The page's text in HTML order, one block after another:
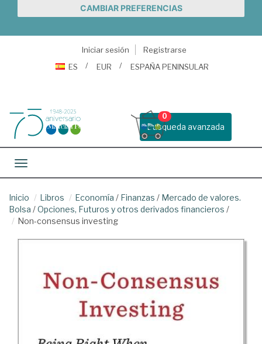
CAMBIAR PREFERENCIAS
Iniciar sesión
Registrarse
ES
EUR ESPAÑA PENINSULAR
Busqueda avanzada
0
Toggle navigation
Inicio Libros Economía / Finanzas / Mercado de valores.
Bolsa /Opciones, Futuros y otros derivados financieros /
Non-consensus investing